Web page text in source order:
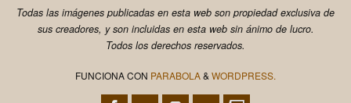
Todas las imágenes publicadas en esta web son propiedad exclusiva de
sus creadores, y son incluidas en esta web sin ánimo de lucro.
Todos los derechos reservados.
FUNCIONA CON PARABOLA& WORDPRESS.